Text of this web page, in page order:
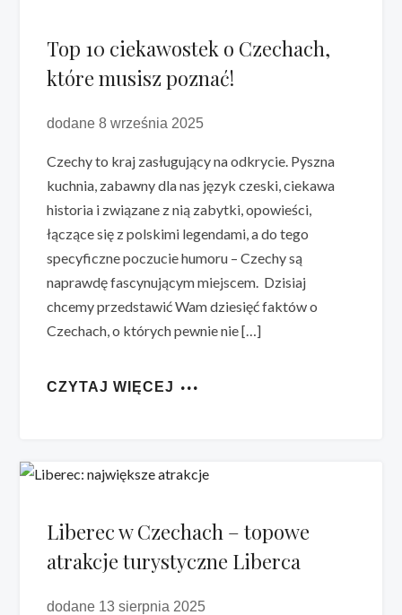
Top 10 ciekawostek o Czechach,
które musisz poznać!
dodane 8 września 2025
Czechy to kraj zasługujący na odkrycie. Pyszna
kuchnia, zabawny dla nas język czeski, ciekawa
historia i związane z nią zabytki, opowieści,
łączące się z polskimi legendami, a do tego
specyficzne poczucie humoru – Czechy są
naprawdę fascynującym miejscem. Dzisiaj
chcemy przedstawić Wam dziesięć faktów o
Czechach, o których pewnie nie […]
CZYTAJ WIĘCEJ
Liberec w Czechach – topowe
atrakcje turystyczne Liberca
dodane 13 sierpnia 2025